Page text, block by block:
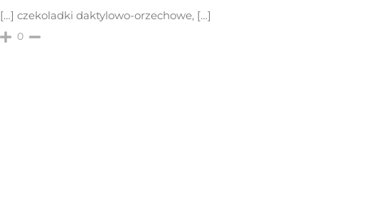
[…] czekoladki daktylowo-orzechowe, […]
0